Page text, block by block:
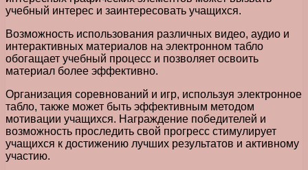
учебный интерес и заинтересовать учащихся.
Возможность использования различных видео, аудио и
интерактивных материалов на электронном табло
обогащает учебный процесс и позволяет освоить
материал более эффективно.
Организация соревнований и игр, используя электронное
табло, также может быть эффективным методом
мотивации учащихся. Награждение победителей и
возможность проследить свой прогресс стимулирует
учащихся к достижению лучших результатов и активному
участию.